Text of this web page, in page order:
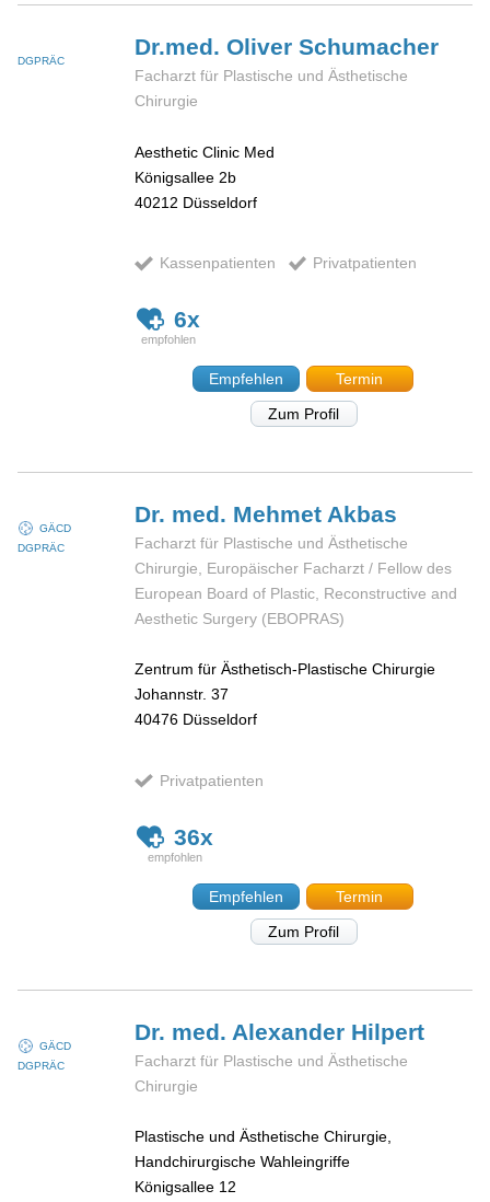
DGPRÄC
Dr.med. OliverSchumacher
Facharzt für Plastische und Ästhetische
Chirurgie
Aesthetic Clinic Med
Königsallee 2b
40212 Düsseldorf
Kassenpatienten Privatpatienten
6x
Empfehlen
Termin
Zum Profil
GÄCD
DGPRÄC
Dr. med. Mehmet Akbas
Facharzt für Plastische und Ästhetische
Chirurgie, Europäischer Facharzt / Fellow des
European Board of Plastic, Reconstructive and
Aesthetic Surgery (EBOPRAS)
Zentrum für Ästhetisch-Plastische Chirurgie
Johannstr. 37
40476 Düsseldorf
Privatpatienten
36x
Empfehlen
Termin
Zum Profil
GÄCD
DGPRÄC
Dr. med. Alexander Hilpert
Facharzt für Plastische und Ästhetische
Chirurgie
Plastische und Ästhetische Chirurgie,
Handchirurgische Wahleingriffe
Königsallee 12